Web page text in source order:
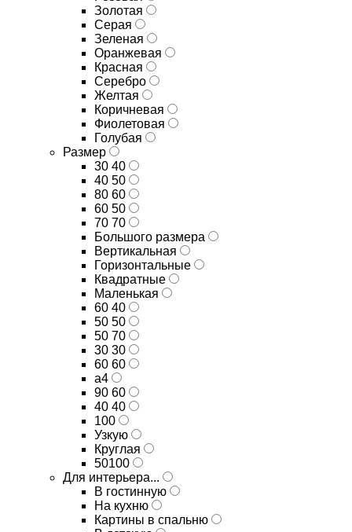
Золотая
Серая
Зеленая
Оранжевая
Красная
Серебро
Желтая
Коричневая
Фиолетовая
Голубая
Размер
30 40
40 50
80 60
60 50
70 70
Большого размера
Вертикальная
Горизонтальные
Квадратные
Маленькая
60 40
50 50
50 70
30 30
60 60
а4
90 60
40 40
100
Узкую
Круглая
50100
Для интерьера...
В гостинную
На кухню
Картины в спальню